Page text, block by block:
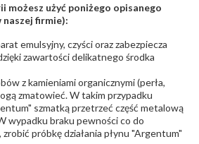
możesz użyć poniżego opisanego
firmie):
emulsyjny, czyści oraz zabezpiecza
zawartości delikatnego środka
z kamieniami organicznymi (perła,
zmatowieć. W takim przypadku
szmatką przetrzeć część metalową
wypadku braku pewności co do
próbkę działania płynu "Argentum"